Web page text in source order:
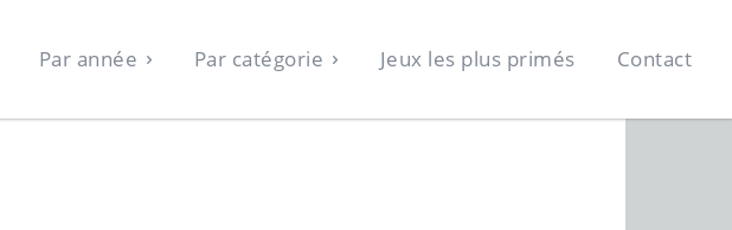
Par année Par catégorie Jeux les plus primés Contact